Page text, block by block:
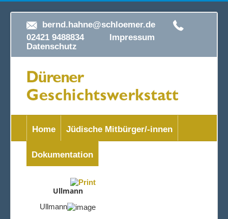
bernd.hahne@schloemer.de
02421 9488834 Impressum
Datenschutz
Home Jüdische Mitbürger/-innen
Dokumentation
Ullmann
Ullmann